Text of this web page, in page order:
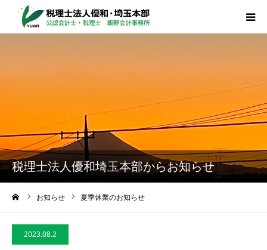
税理士法人優和埼玉本部からお知らせ
お知らせ 夏季休業のお知らせ
2023.08.2
採用情報